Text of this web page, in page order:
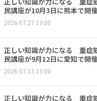
民講座が10月3日に熊本で開
2026.07.27 13:00
正しい知識が力になる 重症
民講座が9月12日に愛知で開
2026.07.13 13:00
正しい知識が力になる 重症